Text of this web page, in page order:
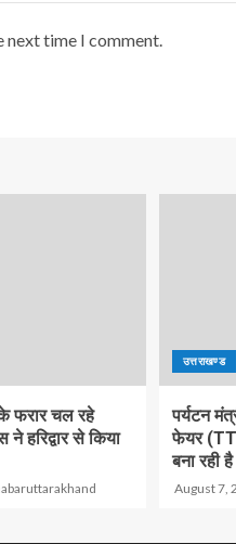
next time I comment.
के फरार चल रहे
हरिद्वार से किया
उत्तराखण्ड
पर्यटन
फेयर
बना रही
August 7,